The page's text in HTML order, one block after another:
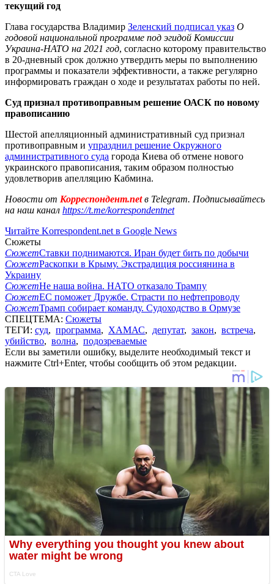
текущий год
Глава государства Владимир Зеленский подписал указ О
годовой национальной программе под эгидой Комиссии
Украина-НАТО на 2021 год, согласно которому правительство
в 20-дневный срок должно утвердить меры по выполнению
программы и показатели эффективности, а также регулярно
информировать граждан о ходе и результатах работы по ней.
Суд признал противоправным решение ОАСК по новому
правописанию
Шестой апелляционный административный суд признал
противоправным и упразднил решение Окружного
административного суда города Киева об отмене нового
украинского правописания, таким образом полностью
удовлетворив апелляцию Кабмина.
Новости от Корреспондент.netв Telegram. Подписывайтесь
на наш канал https://t.me/korrespondentnet
Читайте Korrespondent.net в Google News
Сюжеты
СюжетСтавки поднимаются. Иран будет бить по добычи
СюжетРаскопки в Крыму. Экстрадиция россиянина в
Украину
СюжетНе наша война. НАТО отказало Трампу
СюжетЕС поможет Дружбе. Страсти по нефтепроводу
СюжетТрамп собирает команду. Судоходство в Ормузе
СПЕЦТЕМА: Сюжеты
ТЕГИ: суд, программа, ХАМАС, депутат, закон, встреча,
убийство, волна, подозреваемые
Если вы заметили ошибку, выделите необходимый текст и
нажмите Ctrl+Enter, чтобы сообщить об этом редакции.